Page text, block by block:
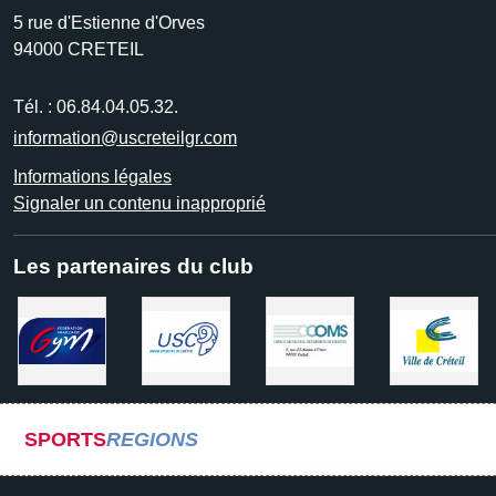
5 rue d'Estienne d'Orves
94000 CRETEIL
Tél. : 06.84.04.05.32.
information@uscreteilgr.com
Informations légales
Signaler un contenu inapproprié
Les partenaires du club
SPORTSREGIONS